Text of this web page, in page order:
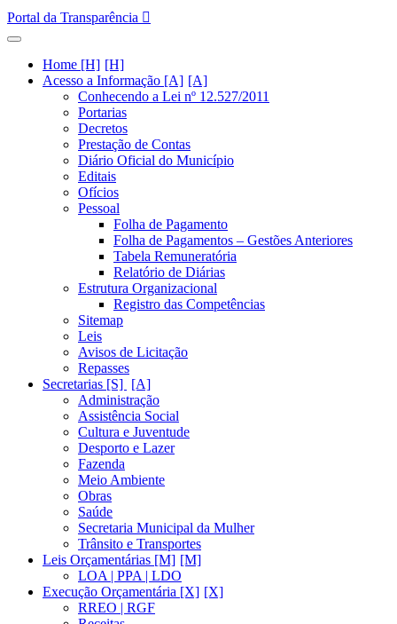
Portal da Transparência
Home [H]
Acesso a Informação [A]
Conhecendo a Lei nº 12.527/2011
Portarias
Decretos
Prestação de Contas
Diário Oficial do Município
Editais
Ofícios
Pessoal
Folha de Pagamento
Folha de Pagamentos – Gestões Anteriores
Tabela Remuneratória
Relatório de Diárias
Estrutura Organizacional
Registro das Competências
Sitemap
Leis
Avisos de Licitação
Repasses
Secretarias [S]
Administração
Assistência Social
Cultura e Juventude
Desporto e Lazer
Fazenda
Meio Ambiente
Obras
Saúde
Secretaria Municipal da Mulher
Trânsito e Transportes
Leis Orçamentárias [M]
LOA | PPA | LDO
Execução Orçamentária [X]
RREO | RGF